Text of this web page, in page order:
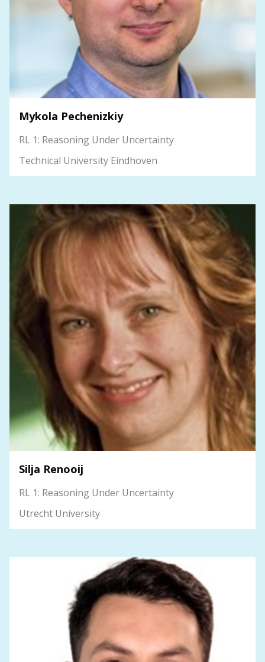
Mykola Pechenizkiy
RL 1: Reasoning Under Uncertainty
Technical University Eindhoven
Silja Renooij
RL 1: Reasoning Under Uncertainty
Utrecht University